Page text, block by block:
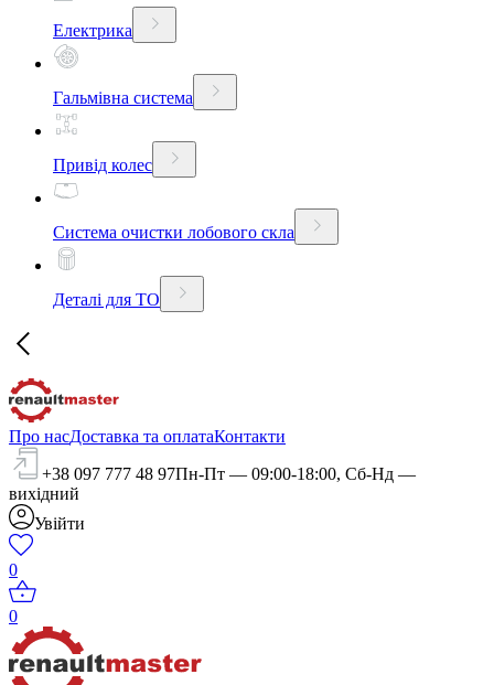
Електрика
Гальмівна система
Привід колес
Система очистки лобового скла
Деталі для ТО
Про насДоставка та оплатаКонтакти
+38 097 777 48 97Пн-Пт — 09:00-18:00, Сб-Нд —
вихідний
Увійти
0
0